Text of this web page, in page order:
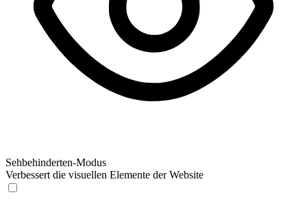
Sehbehinderten-Modus
Verbessert die visuellen Elemente der Website